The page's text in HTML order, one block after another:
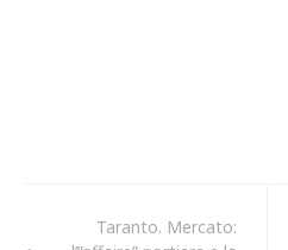
Taranto. Mercato: